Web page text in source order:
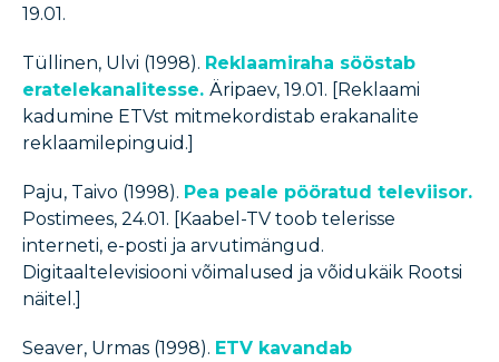
19.01.
Tüllinen, Ulvi (1998). Reklaamiraha sööstab
eratelekanalitesse. Äripaev, 19.01. [Reklaami
kadumine ETVst mitmekordistab erakanalite
reklaamilepinguid.]
Paju, Taivo (1998). Pea peale pööratud televiisor.
Postimees, 24.01. [Kaabel-TV toob telerisse
interneti, e-posti ja arvutimängud.
Digitaaltelevisiooni võimalused ja võidukäik Rootsi
näitel.]
Seaver, Urmas (1998). ETV kavandab